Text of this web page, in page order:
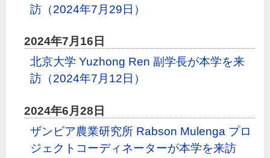
訪（2024年7月29日）
2024年7月16日
北京大学 Yuzhong Ren 副学長が本学を来
訪（2024年7月12日）
2024年6月28日
ザンビア農業研究所 Rabson Mulenga プロ
ジェクトコーディネーターが本学を来訪